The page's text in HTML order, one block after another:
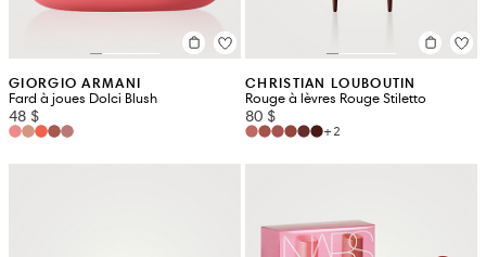
GIORGIO ARMANI
Fard à joues Dolci Blush
48 $
CHRISTIAN LOUBOUTIN
Rouge à lèvres Rouge Stiletto
80 $
+2